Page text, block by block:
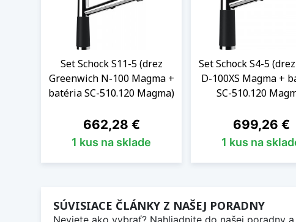
Set Schock S11-5 (drez
Greenwich N-100 Magma +
batéria SC-510.120 Magma)
Cena
662,28 €
1 kus na sklade
Set Schock S4-5
D-100XS Magma +
SC-510.120
Cena
699,26 €
1 kus na
SÚVISIACE ČLÁNKY Z NAŠEJ PORADNY
Neviete ako vybrať? Nahliadnite do našej poradny